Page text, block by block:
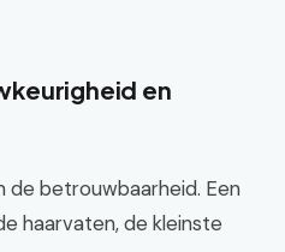
en
de betrouwbaarheid. Een
haarvaten, de kleinste